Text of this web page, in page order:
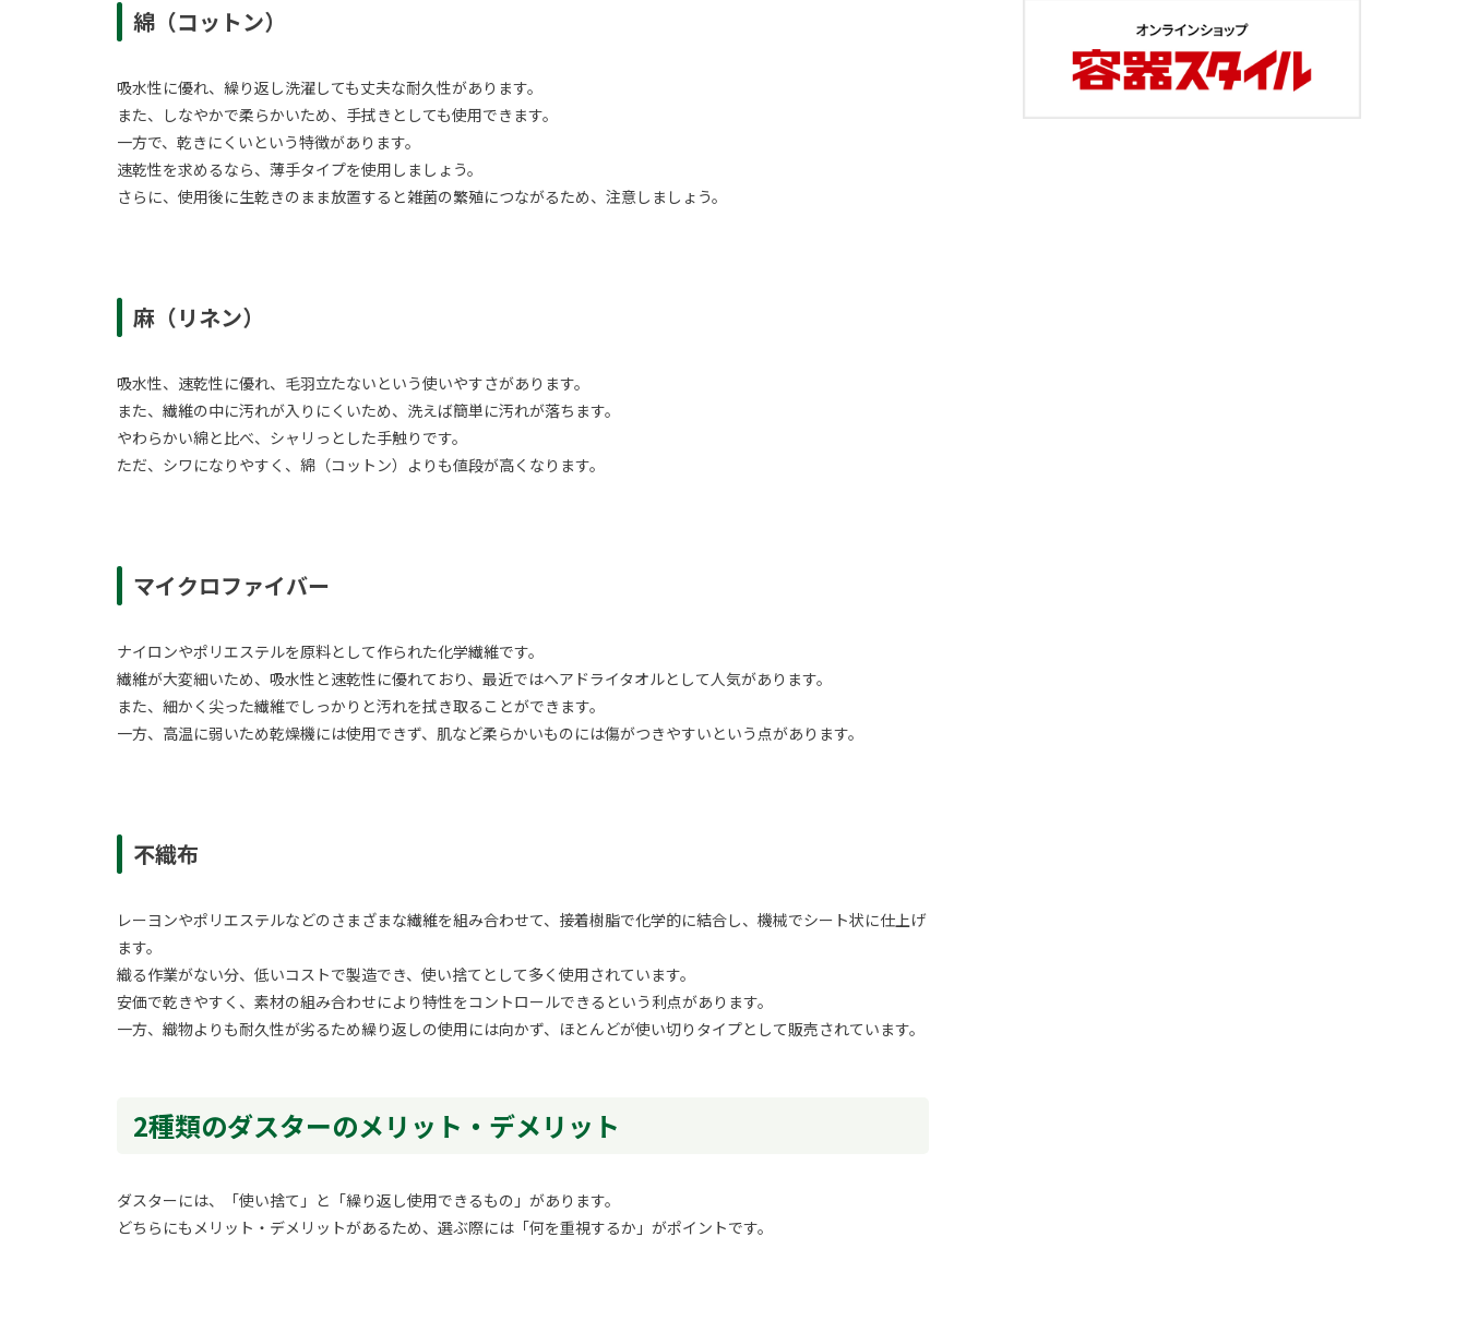
綿（コットン）
吸水性に優れ、繰り返し洗濯しても丈夫な耐久性があります。
また、しなやかで柔らかいため、手拭きとしても使用できます。
一方で、乾きにくいという特徴があります。
速乾性を求めるなら、薄手タイプを使用しましょう。
さらに、使用後に生乾きのまま放置すると雑菌の繁殖につながるため、注意しましょう。
麻（リネン）
吸水性、速乾性に優れ、毛羽立たないという使いやすさがあります。
また、繊維の中に汚れが入りにくいため、洗えば簡単に汚れが落ちます。
やわらかい綿と比べ、シャリっとした手触りです。
ただ、シワになりやすく、綿（コットン）よりも値段が高くなります。
マイクロファイバー
ナイロンやポリエステルを原料として作られた化学繊維です。
繊維が大変細いため、吸水性と速乾性に優れており、最近ではヘアドライタオルとして人気があります。
また、細かく尖った繊維でしっかりと汚れを拭き取ることができます。
一方、高温に弱いため乾燥機には使用できず、肌など柔らかいものには傷がつきやすいという点があります。
不織布
レーヨンやポリエステルなどのさまざまな繊維を組み合わせて、接着樹脂で化学的に結合し、機械でシート状に仕上げ
ます。
織る作業がない分、低いコストで製造でき、使い捨てとして多く使用されています。
安価で乾きやすく、素材の組み合わせにより特性をコントロールできるという利点があります。
一方、織物よりも耐久性が劣るため繰り返しの使用には向かず、ほとんどが使い切りタイプとして販売されています。
2種類のダスターのメリット・デメリット
ダスターには、「使い捨て」と「繰り返し使用できるもの」があります。
どちらにもメリット・デメリットがあるため、選ぶ際には「何を重視するか」がポイントです。